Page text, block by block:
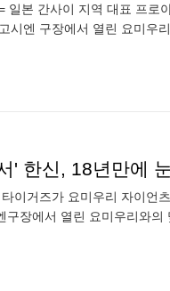
사이 지역 대표 프로야구 팀인
시엔 구장에서 열린 요미우
' 한신, 18년만에
이거즈가 요미우리 자이언
구장에서 열린 요미우리와